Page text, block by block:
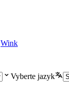
Wink
Vyberte jazyk